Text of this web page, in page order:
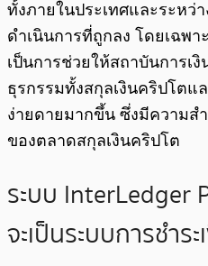
ทั้งภายในประเทศและระหว่
ดำเนินการที่ถูกลง โดยเฉพ
เป็นการช่วยให้สถาบันการเ
ธุรกรรมทั้งสกุลเงินคริปโตแ
ง่ายดายมากขึ้น ซึ่งมีความส
ของตลาดสกุลเงินคริปโต
ระบบ InterLedger
จะเป็นระบบการชำร